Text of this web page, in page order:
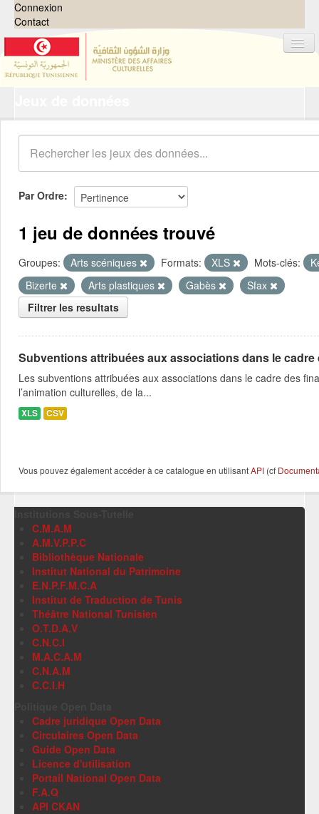
Connexion
Contact
Organisations
Groupes
Demandes 0
À propos
Par Ordre
1 jeu de données trouvé
Groupes: Arts scéniques Formats: XLS Mots-clés:
Bizerte
Arts plastiques Gabès
Sfax
Filtrer les resultats
Subventions attribuées aux associations dans le
Les subventions attribuées aux associations dans le cadre des
l’animation culturelles, de la...
XLS CSV
Vous pouvez également accéder à ce catalogue en utilisantAPI (cf
C.M.A.M
A.M.V.P.P.C
Bibliothèque Nationale
Institut National du Patrimoine
E.N.P.F.M.C.A
Institut de Traduction de Tunis
Théâtre National Tunisien
O.T.D.A.V
C.N.C.I
M.A.C.A.M
C.N.A.M
C.C.I.H
Cadre juridique Open Data
Circulaires Open Data
Guide Open Data
Licence d'utilisation
Portail National Open Data
F.A.Q
API CKAN